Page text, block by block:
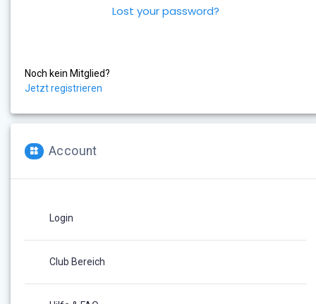
Lost your password?
Noch kein Mitglied?
Jetzt registrieren
Account
Login
Club Bereich